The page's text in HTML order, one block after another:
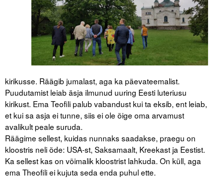
kirikusse. Räägib jumalast, aga ka päevateemalist.
Puudutamist leiab äsja ilmunud uuring Eesti luteriusu
kirikust. Ema Teofili palub vabandust kui ta eksib, ent leiab,
et kui sa asja ei tunne, siis ei ole õige oma arvamust
avalikult peale suruda.
Räägime sellest, kuidas nunnaks saadakse, praegu on
kloostris neli õde: USA-st, Saksamaalt, Kreekast ja Eestist.
Ka sellest kas on võimalik kloostrist lahkuda. On küll, aga
ema Theofili ei kujuta seda enda puhul ette.